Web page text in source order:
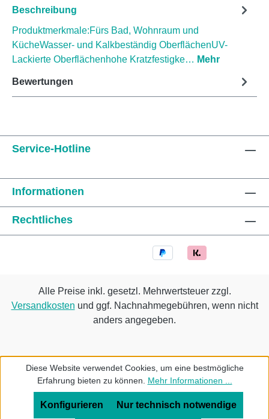
Beschreibung
Produktmerkmale:Fürs Bad, Wohnraum und
KücheWasser- und Kalkbeständig OberflächenUV-
Lackierte Oberflächenhohe Kratzfestigke… Mehr
Bewertungen
Service-Hotline
Informationen
Rechtliches
Alle Preise inkl. gesetzl. Mehrwertsteuer zzgl.
Versandkosten und ggf. Nachnahmegebühren, wenn nicht
anders angegeben.
Diese Website verwendet Cookies, um eine bestmögliche
Erfahrung bieten zu können. Mehr Informationen ...
Nur technisch notwendige
Konfigurieren